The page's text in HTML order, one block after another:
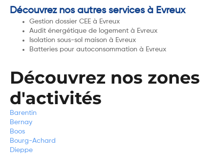
Découvrez nos autres services à Evreux
Gestion dossier CEE à Evreux
Audit énergétique de logement à Evreux
Isolation sous-sol maison à Evreux
Batteries pour autoconsommation à Evreux
Découvrez nos zones
d'activités
Barentin
Bernay
Boos
Bourg-Achard
Dieppe